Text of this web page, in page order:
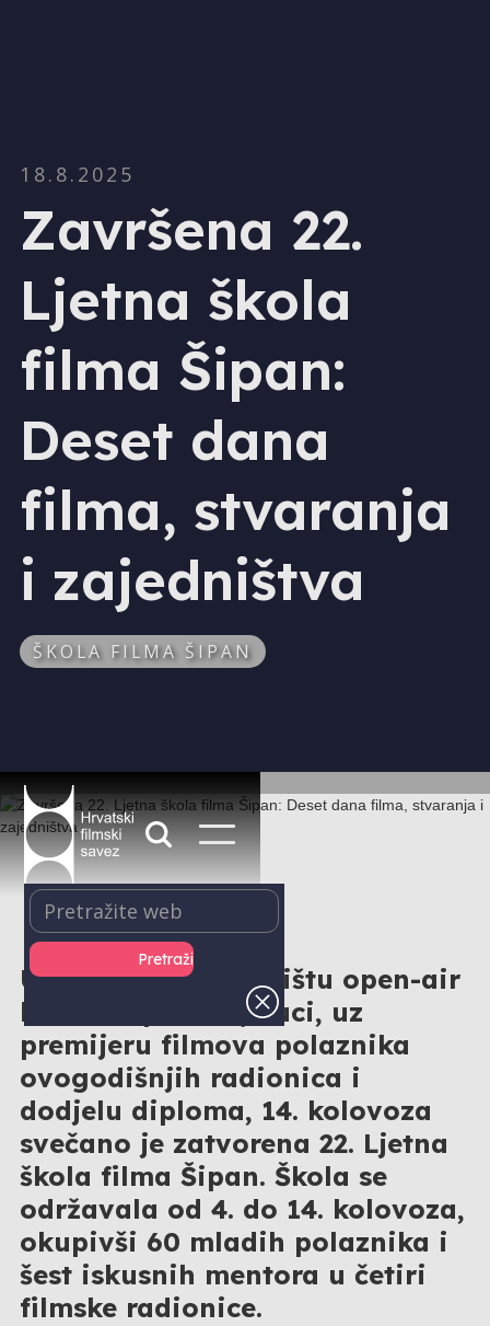
18.8.2025
Završena 22.
Ljetna škola
filma Šipan:
Deset dana
filma, stvaranja
i zajedništva
ŠKOLA FILMA ŠIPAN
U prepunom gledalištu open-air
kina u Šipanskoj Luci, uz
premijeru filmova polaznika
ovogodišnjih radionica i
dodjelu diploma, 14. kolovoza
svečano je zatvorena 22. Ljetna
škola filma Šipan. Škola se
održavala od 4. do 14. kolovoza,
okupivši 60 mladih polaznika i
šest iskusnih mentora u četiri
filmske radionice.